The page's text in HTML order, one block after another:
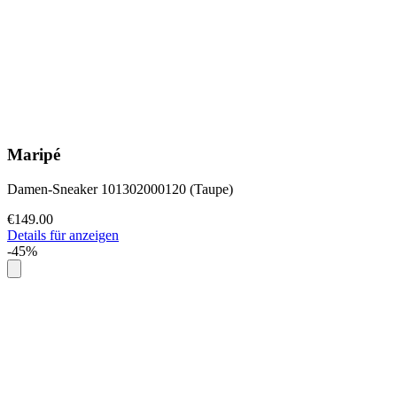
Maripé
Damen-Sneaker 101302000120 (Taupe)
€149.00
Details für anzeigen
-45%